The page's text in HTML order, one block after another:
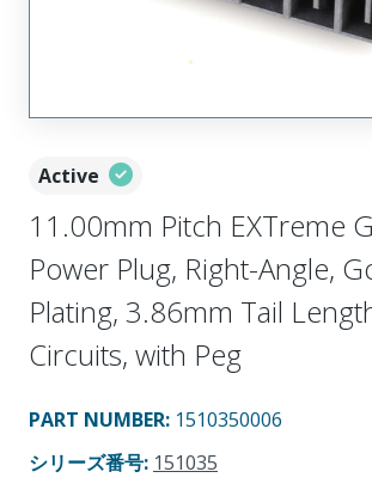
Active
11.00mm Pitch EXTreme
Power Plug, Right-Angle,
Plating, 3.86mm Tail
Circuits, with Peg
PART NUMBER: 1510350006
シリーズ番号: 151035